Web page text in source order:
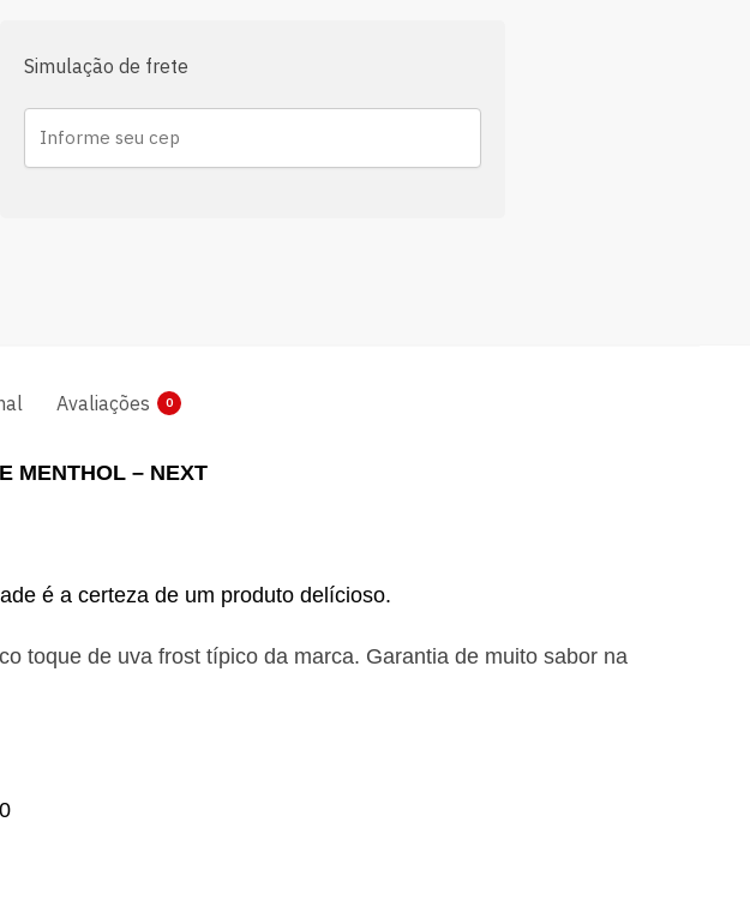
Simulação de frete
Avaliações 0
MENTHOL – NEXT
é a certeza de um produto delícioso.
toque de uva frost típico da marca. Garantia de muito sabor na